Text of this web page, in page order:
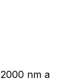
nm a